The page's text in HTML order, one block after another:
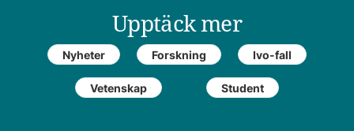
Upptäck mer
Nyheter Forskning Ivo-fall
Vetenskap Student